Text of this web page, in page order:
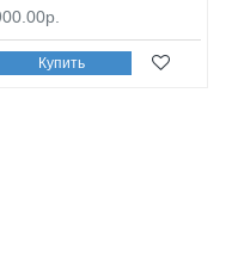
Купить